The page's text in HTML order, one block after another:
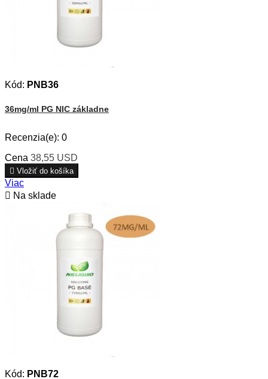
Kód: PNB36
36mg/ml PG NIC základne
Recenzia(e): 0
Cena 38,55 USD
 Vložiť do košíka
Viac
 Na sklade
Kód: PNB72